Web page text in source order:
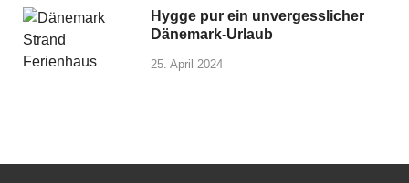
Hygge pur ein unvergesslicher
Dänemark-Urlaub
25. April 2024